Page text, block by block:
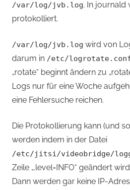
/var/log/jvb.log. In journald
protokolliert.
/var/log/jvb.log wird von
darum in /etc/
„rotate“ beginnt ändern zu
Logs nur für eine Woche
eine Fehlersuche reichen.
Die Protokollierung kann (und
werden indem in der Datei
/etc/jitsi/videobridge/
Zeile „.level=INFO“ geändert
Dann werden gar keine IP-